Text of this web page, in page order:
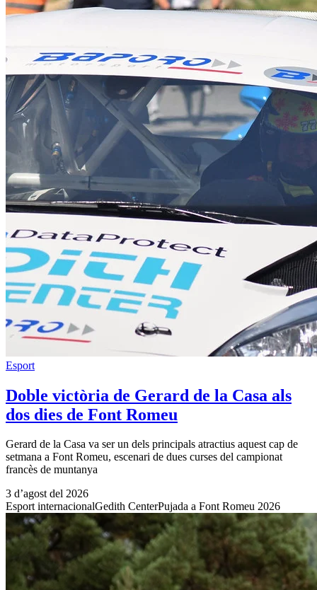
Esport
Doble victòria de Gerard de la Casa als
dos dies de Font Romeu
Gerard de la Casa va ser un dels principals atractius aquest cap de
setmana a Font Romeu, escenari de dues curses del campionat
francès de muntanya
3 d’agost del 2026
Esport internacionalGedith CenterPujada a Font Romeu 2026